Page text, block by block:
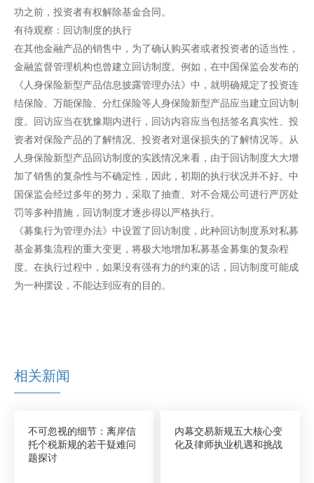
功之前，投资者有权解除基金合同。
有待观察：回访制度的执行
在其他金融产品的销售中，为了确认购买者或者投资者的适当性，
金融监督管理机构也曾建立回访制度。例如，在中国保监会发布的
《人身保险新型产品信息披露管理办法》中，就明确规定了投资连
结保险、万能保险、分红保险等人身保险新型产品应当建立回访制
度。回访应当在犹豫期内进行，回访内容应当包括签名真实性、投
资者对保险产品的了解情况、投资者对退保损失的了解情况等。从
人身保险新型产品回访制度的实践情况来看，由于回访制度大大增
加了销售的复杂性与不确定性，因此，初期的执行状况并不好。中
国保监会经过多年的努力，采取了抽查、对不合规公司进行严厉处
罚等多种措施，回访制度才逐步得以严格执行。
《募集行为管理办法》中设置了回访制度，此种回访制度系对私募
基金募集流程的重大变更，将极大地增加私募基金募集的复杂程
度。在执行过程中，如果没有强有力的约束的话，回访制度可能成
为一种摆设，不能达到应有的目的。
相关新闻
不可忽视的细节：离岸信
托个税新规的若干疑难问
题探讨
内幕交易新规五大核心变
化及律师执业机遇和挑战